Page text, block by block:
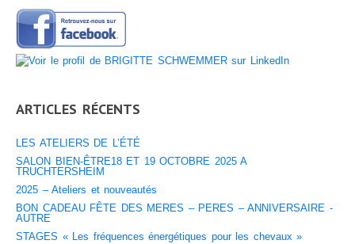
ARTICLES RÉCENTS
LES ATELIERS DE L’ÉTÉ
SALON BIEN-ÊTRE18 ET 19 OCTOBRE 2025 A
TRUCHTERSHEIM
2025 – Ateliers et nouveautés
BON CADEAU FÊTE DES MERES – PERES – ANNIVERSAIRE -
AUTRE
STAGES « Les fréquences énergétiques pour les chevaux »